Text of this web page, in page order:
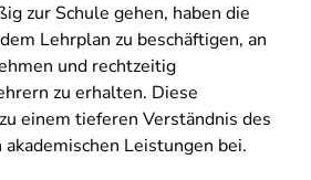
zur Schule gehen, haben die
Lehrplan zu beschäftigen, an
und rechtzeitig
zu erhalten. Diese
einem tieferen Verständnis des
Leistungen bei.